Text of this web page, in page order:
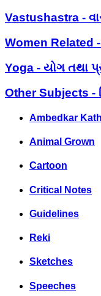
Vastushastra -
Women Related
Yoga - યોગ તથા
Other Subjects -
Ambedkar
Animal Grown
Cartoon
Critical Notes
Guidelines
Reki
Sketches
Speeches